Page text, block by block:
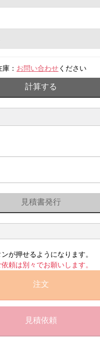
庫： お問い合わせください
計算する
見積書発行
が押せるようになります。
頼は別々でお願いします。
注文
見積依頼